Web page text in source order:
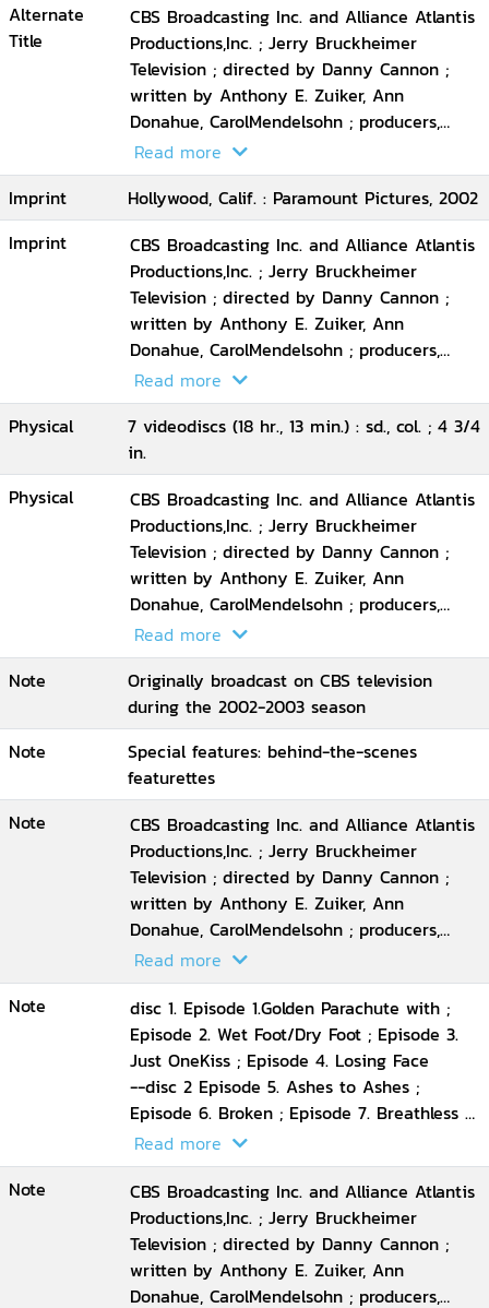
Alternate
Title
CBS Broadcasting Inc. and Alliance Atlantis
Productions,Inc. ; Jerry Bruckheimer
Television ; directed by Danny Cannon ;
written by Anthony E. Zuiker, Ann
Donahue, CarolMendelsohn ; producers,
Josh Berman, Andrew Lipsitz.
Read more
Imprint
Hollywood, Calif. : Paramount Pictures, 2002
Imprint
CBS Broadcasting Inc. and Alliance Atlantis
Productions,Inc. ; Jerry Bruckheimer
Television ; directed by Danny Cannon ;
written by Anthony E. Zuiker, Ann
Donahue, CarolMendelsohn ; producers,
Josh Berman, Andrew Lipsitz.
Read more
Physical
7 videodiscs (18 hr., 13 min.) : sd., col. ; 4 3/4
in.
Physical
CBS Broadcasting Inc. and Alliance Atlantis
Productions,Inc. ; Jerry Bruckheimer
Television ; directed by Danny Cannon ;
written by Anthony E. Zuiker, Ann
Donahue, CarolMendelsohn ; producers,
Josh Berman, Andrew Lipsitz.
Read more
Note
Originally broadcast on CBS television
during the 2002-2003 season
Note
Special features: behind-the-scenes
featurettes
Note
CBS Broadcasting Inc. and Alliance Atlantis
Productions,Inc. ; Jerry Bruckheimer
Television ; directed by Danny Cannon ;
written by Anthony E. Zuiker, Ann
Donahue, CarolMendelsohn ; producers,
Josh Berman, Andrew Lipsitz.
Read more
Note
disc 1. Episode 1.Golden Parachute with ;
Episode 2. Wet Foot/Dry Foot ; Episode 3.
Just OneKiss ; Episode 4. Losing Face
--disc 2 Episode 5. Ashes to Ashes ;
Episode 6. Broken ; Episode 7. Breathless ;
Episode 8.Slaughterhouse
--disc 3 Episode 9. Kill Zone ; Episode 10.
AHorrible Mind ; Episode 11. Camp Fear ;
Episode 12. Entrance Wound
--disc 4 Episode 13. Bunk ; Episode 14.
Forced Entry ; Episode 15. Dead Woman
Walking ; Episode 16. Evidence of Things
Read more
Note
CBS Broadcasting Inc. and Alliance Atlantis
Productions,Inc. ; Jerry Bruckheimer
Television ; directed by Danny Cannon ;
written by Anthony E. Zuiker, Ann
Donahue, CarolMendelsohn ; producers,